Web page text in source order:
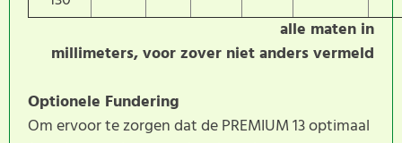
alle maten in
millimeters, voor zover niet anders vermeld
Optionele Fundering
Om ervoor te zorgen dat de PREMIUM 13 optimaal